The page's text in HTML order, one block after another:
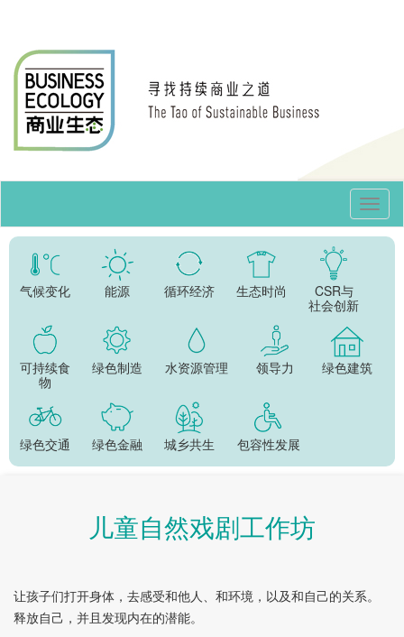
气候变化 能源 循环经济 生态时尚
CSR与
社会创新
可持续食
物
绿色制造 水资源管理 领导力 绿色建筑
绿色交通 绿色金融 城乡共生 包容性发展
儿童自然戏剧工作坊
让孩子们打开身体，去感受和他人、和环境，以及和自己的关系。
释放自己，并且发现内在的潜能。